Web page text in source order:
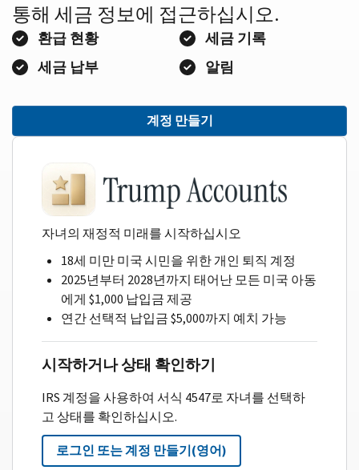
통해 세금 정보에 접근하십시오.
환급 현황
세금 기록
세금 납부
알림
계정 만들기
자녀의 재정적 미래를 시작하십시오
18세 미만 미국 시민을 위한 개인 퇴직 계정
2025년부터 2028년까지 태어난 모든 미국 아동
에게 $1,000 납입금 제공
연간 선택적 납입금 $5,000까지 예치 가능
시작하거나 상태 확인하기
IRS 계정을 사용하여 서식 4547로 자녀를 선택하
고 상태를 확인하십시오.
로그인 또는 계정 만들기(영어)